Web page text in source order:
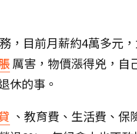
，目前月薪約4萬多元
厲害，物價漲得兇，自
休的事。
、教育費、生活費、